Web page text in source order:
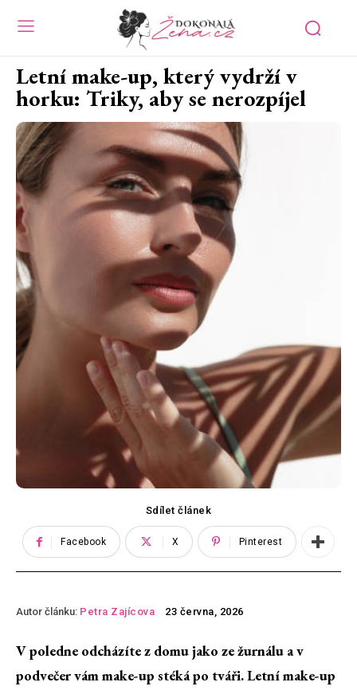
Letní make-up, který vydrží v
horku: Triky, aby se nerozpíjel
Sdílet článek
Facebook X Pinterest
Autor článku: Petra Zajícova 23 června, 2026
V poledne odcházíte z domu jako ze žurnálu a v
podvečer vám make-up stéká po tváři. Letní make-up